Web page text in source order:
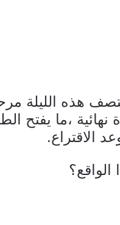
هذه الليلة
نهائية ،ما يفتح
الاقتراع.